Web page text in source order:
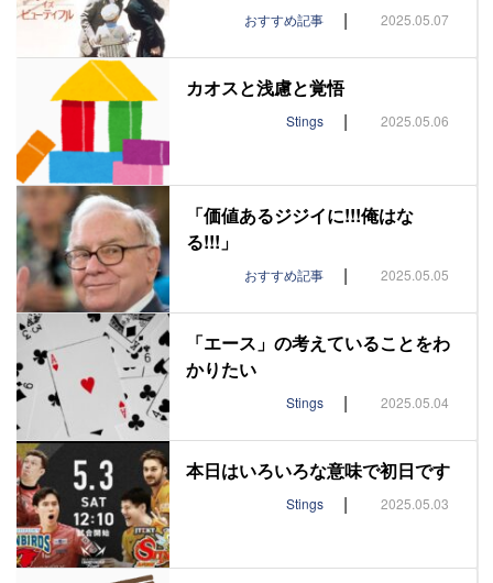
おすすめ記事 | 2025.05.07
カオスと浅慮と覚悟
Stings | 2025.05.06
「価値あるジジイに!!!俺はな
る!!!」
おすすめ記事 | 2025.05.05
「エース」の考えていることをわ
かりたい
Stings | 2025.05.04
本日はいろいろな意味で初日です
Stings | 2025.05.03